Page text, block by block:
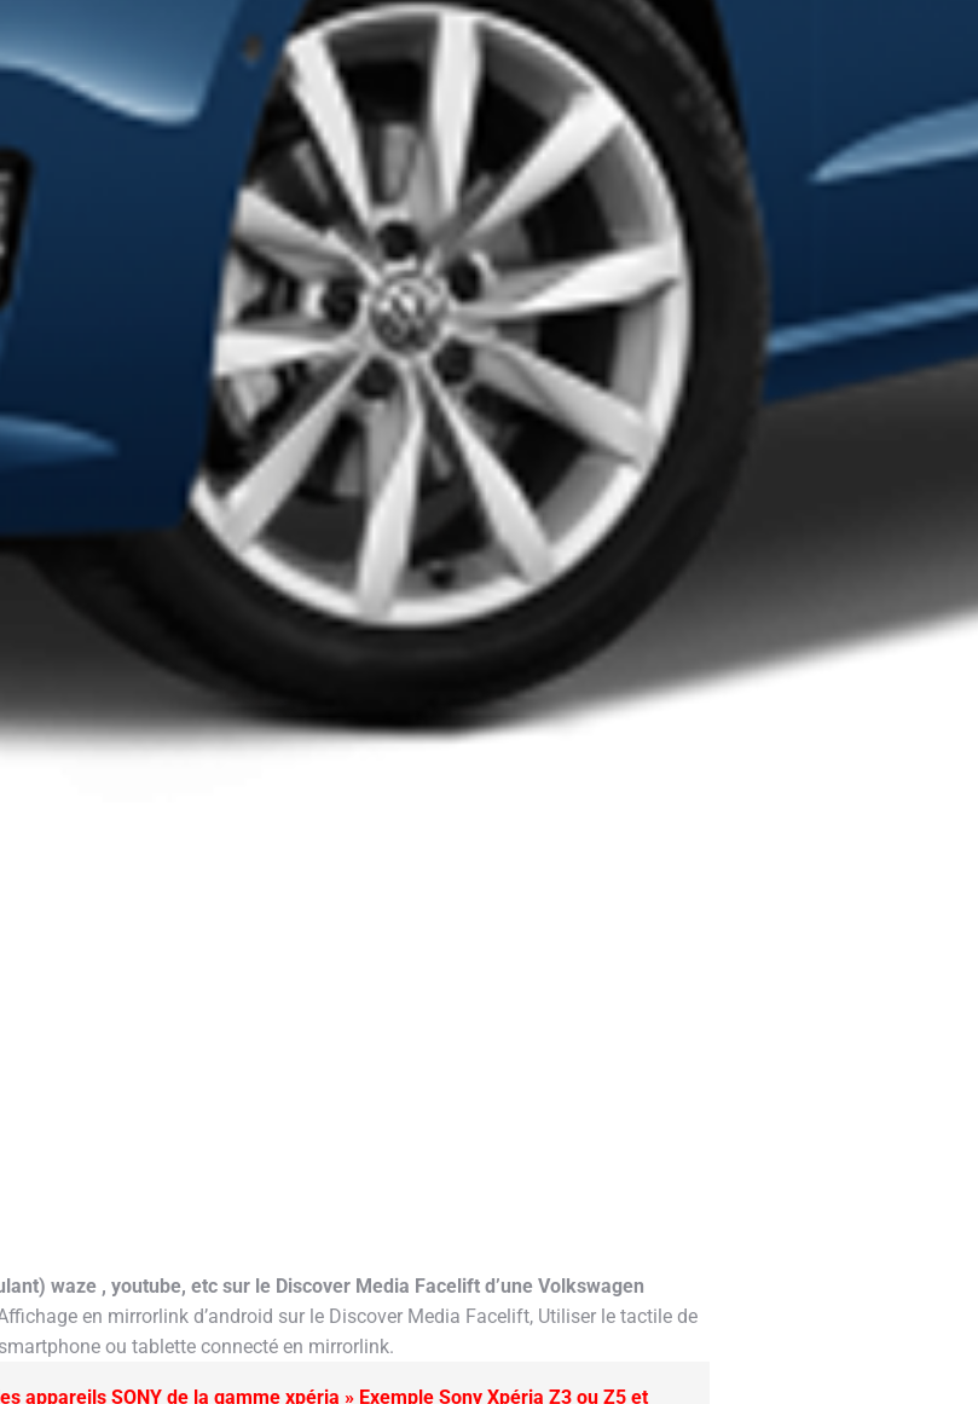
waze , youtube, etc sur le Discover Media Facelift d’une Volkswagen
en mirrorlink d’android sur le Discover Media Facelift, Utiliser le tactile de
ou tablette connecté en mirrorlink.
appareils SONY de la gamme xpéria » Exemple Sony Xpéria Z3 ou Z5 et